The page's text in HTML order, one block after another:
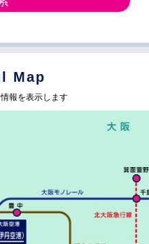
Map
報を表示します